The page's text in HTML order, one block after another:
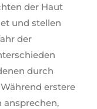
der Haut
und stellen
der
durch
erstere